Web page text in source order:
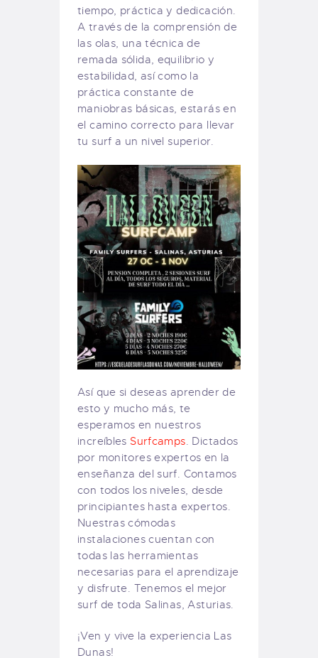
tiempo, práctica y dedicación.
A través de la comprensión de
las olas, una técnica de
remada sólida, equilibrio y
estabilidad, así como la
práctica constante de
maniobras básicas, estarás en
el camino correcto para llevar
tu surf a un nivel superior.
Así que si deseas aprender de
esto y mucho más, te
esperamos en nuestros
increíblesSurfcamps. Dictados
por monitores expertos en la
enseñanza del surf. Contamos
con todos los niveles, desde
principiantes hasta expertos.
Nuestras cómodas
instalaciones cuentan con
todas las herramientas
necesarias para el aprendizaje
y disfrute. Tenemos el mejor
surf de toda Salinas, Asturias.
¡Ven y vive la experiencia Las
Dunas!